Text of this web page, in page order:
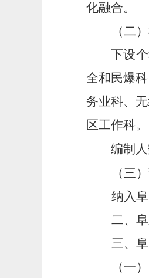
化融合。
（二
下设
全和民爆
务业科、
区工作科。
编制
（三
纳入
二、
三、
（一